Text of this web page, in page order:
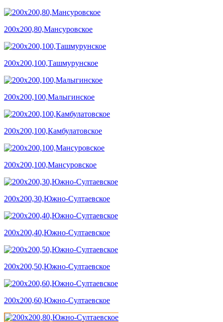
200х200,80,Мансуровское
200х200,100,Ташмурунское
200х200,100,Малыгинское
200х200,100,Камбулатовское
200х200,100,Мансуровское
200х200,30,Южно-Султаевское
200х200,40,Южно-Султаевское
200х200,50,Южно-Султаевское
200х200,60,Южно-Султаевское